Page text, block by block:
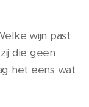
wijn past
die geen
het eens wat